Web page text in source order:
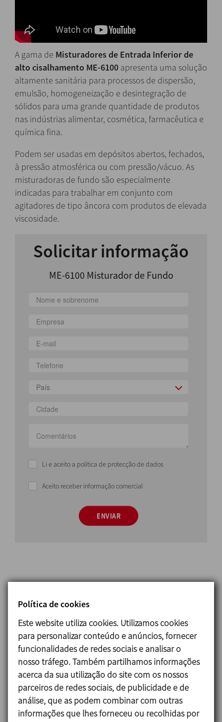
A gama de Misturadores de Entrada Inferiorde
alto cisalhamento ME-6100 apresenta uma solução
altamente sanitária para processos de dispersão,
emulsão, homogeneização e desintegração de
sólidos para uma grande quantidade de produtos
nas indústrias alimentar, cosmética, farmacêutica e
química fina.
Podem ser usadas em depósitos abertos, fechados,
à pressão atmosférica ou com pressão/vácuo. As
misturadoras de fundo são especialmente
indicadas para trabalhar em conjunto com
agitadores de tipo âncora com produtos de elevada
viscosidade.
Solicitar informação
ME-6100 Misturador de Fundo
País
Li e aceito a politica de protecção de dados
Aceito receber informação comercial
ENVIAR
Princípio de funcionamento
A elevada velocidade do rotor combinada com a
tolerância ajustada entre este rotor e o estator
produzem uma aspiração potente que suga o
produto até ao centro do cabeçote.
O produto é sugado pela parte superior do
cabeçote, enquanto o rotor o empurra
radialmente. Ao passar pelas aberturas do estator,
produz-se o corte mecânico em que as partículas
Política de cookies
Este website utiliza cookies. Utilizamos cookies
para personalizar conteúdo e anúncios, fornecer
funcionalidades de redes sociais e analisar o
nosso tráfego. Também partilhamos informações
acerca da sua utilização do site com os nossos
parceiros de redes sociais, de publicidade e de
análise, que as podem combinar com outras
informações que lhes forneceu ou recolhidas por